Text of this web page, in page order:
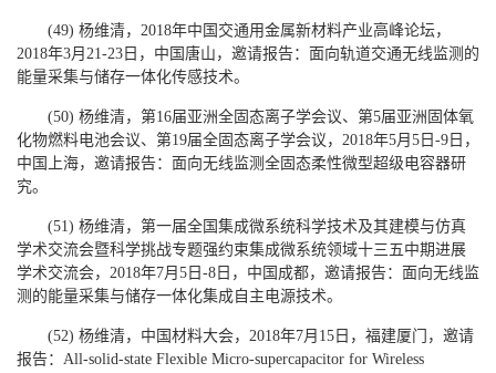
(49) 杨维清，2018年中国交通用金属新材料产业高峰论坛，
2018年3月21-23日，中国唐山，邀请报告：面向轨道交通无线监测的
能量采集与储存一体化传感技术。
(50) 杨维清，第16届亚洲全固态离子学会议、第5届亚洲固体氧
化物燃料电池会议、第19届全固态离子学会议，2018年5月5日-9日，
中国上海，邀请报告：面向无线监测全固态柔性微型超级电容器研
究。
(51) 杨维清，第一届全国集成微系统科学技术及其建模与仿真
学术交流会暨科学挑战专题强约束集成微系统领域十三五中期进展
学术交流会，2018年7月5日-8日，中国成都，邀请报告：面向无线监
测的能量采集与储存一体化集成自主电源技术。
(52) 杨维清，中国材料大会，2018年7月15日，福建厦门，邀请
报告：All-solid-state Flexible Micro-supercapacitor for Wireless